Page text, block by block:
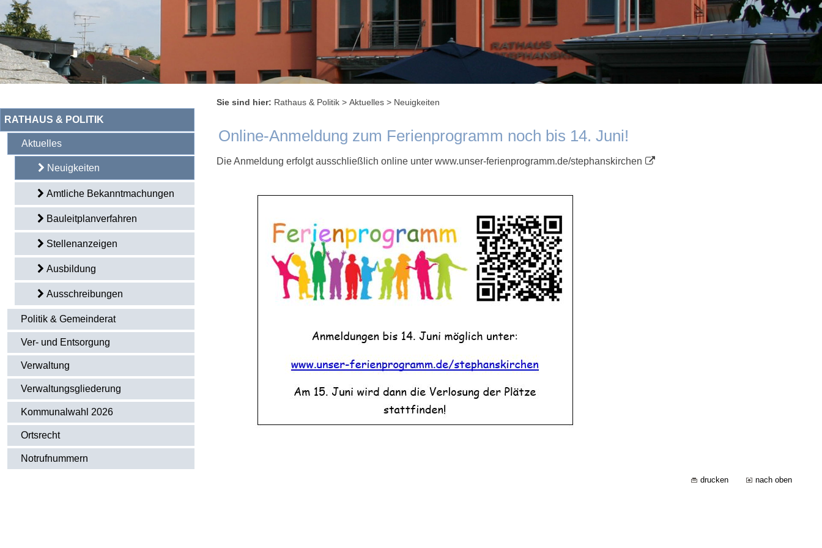
RATHAUS & POLITIK
Aktuelles
Neuigkeiten
Amtliche Bekanntmachungen
Bauleitplanverfahren
Stellenanzeigen
Ausbildung
Ausschreibungen
Politik & Gemeinderat
Ver- und Entsorgung
Verwaltung
Verwaltungsgliederung
Kommunalwahl 2026
Ortsrecht
Notrufnummern
Sie sind hier: Rathaus & Politik > Aktuelles > Neuigkeiten
Online-Anmeldung zum Ferienprogramm noch bis 14. Juni!
Die Anmeldung erfolgt ausschließlich online unter www.unser-ferienprogramm.de/stephanskirchen
drucken nach oben